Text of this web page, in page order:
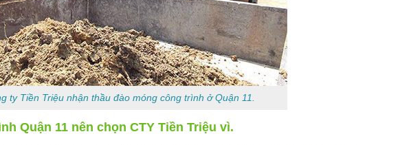
ty Tiền Triệu nhận thầu đào móng công trình ở Quận 11.
Quận 11 nên chọn CTY Tiền Triệu vì.